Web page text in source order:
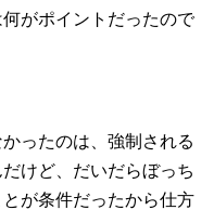
がポイントだったので
ったのは、強制される
けど、だいだらぼっち
が条件だったから仕方